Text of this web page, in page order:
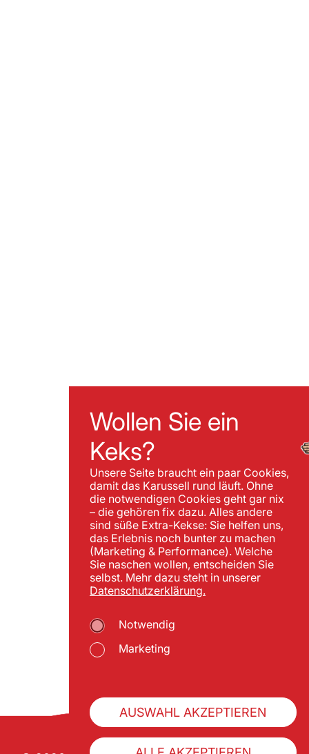
Wollen Sie ein
Keks?
Unsere Seite braucht ein paar Cookies,
damit das Karussell rund läuft. Ohne
die notwendigen Cookies geht gar nix
– die gehören fix dazu. Alles andere
sind süße Extra-Kekse: Sie helfen uns,
das Erlebnis noch bunter zu machen
(Marketing & Performance). Welche
Sie naschen wollen, entscheiden Sie
selbst. Mehr dazu steht in unserer
Datenschutzerklärung.
Notwendig
Marketing
AUSWAHL AKZEPTIEREN